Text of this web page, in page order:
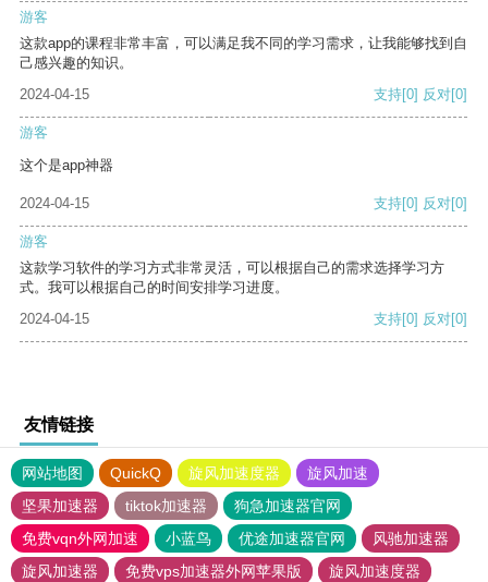
游客
这款app的课程非常丰富，可以满足我不同的学习需求，让我能够找到自
己感兴趣的知识。
2024-04-15
支持[0] 反对[0]
游客
这个是app神器
2024-04-15 支持[0] 反对[0]
游客
这款学习软件的学习方式非常灵活，可以根据自己的需求选择学习方
式。我可以根据自己的时间安排学习进度。
2024-04-15
支持[0] 反对[0]
友情链接
网站地图 QuickQ 旋风加速度器
旋风加速
坚果加速器
tiktok加速器
狗急加速器官网
免费vqn外网加速
小蓝鸟 优途加速器官网
风驰加速器
旋风加速器
免费vps加速器外网苹果版
旋风加速度器